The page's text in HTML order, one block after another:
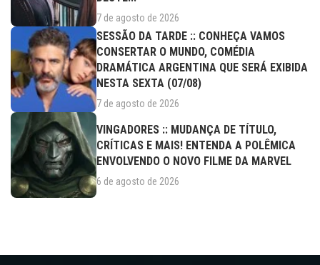
7 de agosto de 2026
SESSÃO DA TARDE :: CONHEÇA VAMOS
CONSERTAR O MUNDO, COMÉDIA
DRAMÁTICA ARGENTINA QUE SERÁ EXIBIDA
NESTA SEXTA (07/08)
7 de agosto de 2026
VINGADORES :: MUDANÇA DE TÍTULO,
CRÍTICAS E MAIS! ENTENDA A POLÊMICA
ENVOLVENDO O NOVO FILME DA MARVEL
6 de agosto de 2026